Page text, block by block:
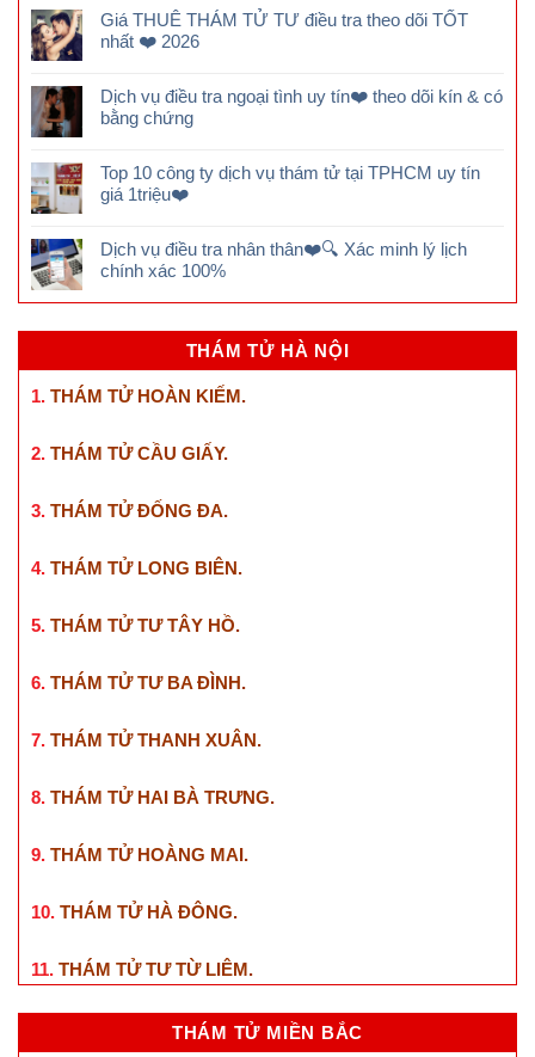
Giá THUÊ THÁM TỬ TƯ điều tra theo dõi TỐT
nhất ❤️ 2026
Dịch vụ điều tra ngoại tình uy tín❤️ theo dõi kín & có
bằng chứng
Top 10 công ty dịch vụ thám tử tại TPHCM uy tín
giá 1triệu❤️
Dịch vụ điều tra nhân thân❤️🔍 Xác minh lý lịch
chính xác 100%
THÁM TỬ HÀ NỘI
1. THÁM TỬ HOÀN KIẾM.
2. THÁM TỬ CẦU GIẤY.
3. THÁM TỬ ĐỐNG ĐA.
4. THÁM TỬ LONG BIÊN.
5. THÁM TỬ TƯ TÂY HỒ.
6. THÁM TỬ TƯ BA ĐÌNH.
7. THÁM TỬ THANH XUÂN.
8. THÁM TỬ HAI BÀ TRƯNG.
9. THÁM TỬ HOÀNG MAI.
10. THÁM TỬ HÀ ĐÔNG.
11. THÁM TỬ TƯ TỪ LIÊM.
THÁM TỬ MIỀN BẮC